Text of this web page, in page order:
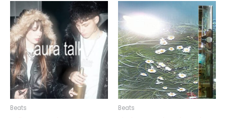
USD$20
USD$200
Beats Beats